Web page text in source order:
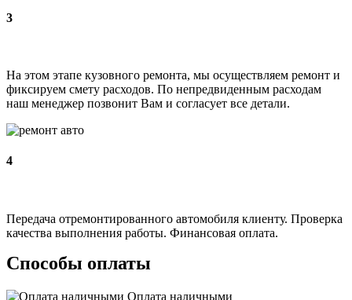
3
На этом этапе кузовного ремонта, мы осуществляем ремонт и
фиксируем смету расходов. По непредвиденным расходам
наш менеджер позвонит Вам и согласует все детали.
4
Передача отремонтированного автомобиля клиенту. Проверка
качества выполнения работы. Финансовая оплата.
Способы оплаты
Оплата наличными